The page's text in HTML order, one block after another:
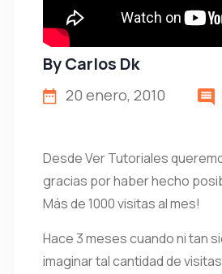
ByCarlos Dk
20 enero, 2010
Desde Ver Tutoriales
gracias por haber hecho
Más de 1000 visitas al mes!
Hace 3 meses cuando ni tan
imaginar tal cantidad de